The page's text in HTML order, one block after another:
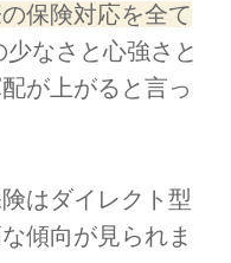
保険対応を全て
なさと心強さと
が上がると言っ
はダイレクト型
傾向が見られま